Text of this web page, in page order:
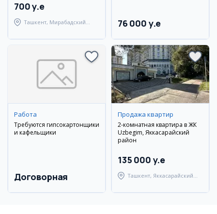
700 y.e
Ташкент, Мирабадский
76 000 y.e
Работа
Требуются гипсокартонщики
и кафельщики
Договорная
Продажа квартир
2-комнатная квартира в ЖК
Uzbegim, Яккасарайский
район
135 000 y.e
Ташкент, Яккасарайский